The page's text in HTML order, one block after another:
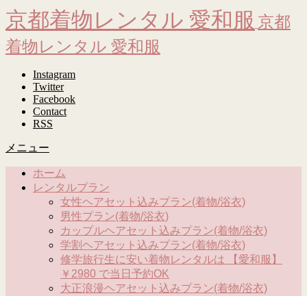
京都着物レンタル 愛和服 京都
着物レンタル 愛和服
Instagram
Twitter
Facebook
Contact
RSS
メニュー
ホーム
レンタルプラン
女性ヘアセット込みプラン(着物/浴衣)
男性プラン(着物/浴衣)
カップルヘアセット込みプラン(着物/浴衣)
学割ヘアセット込みプラン(着物/浴衣)
修学旅行生に安い着物レンタルは 【愛和服】
￥2980 で当日予約OK
大正浪漫ヘアセット込みプラン(着物/浴衣)